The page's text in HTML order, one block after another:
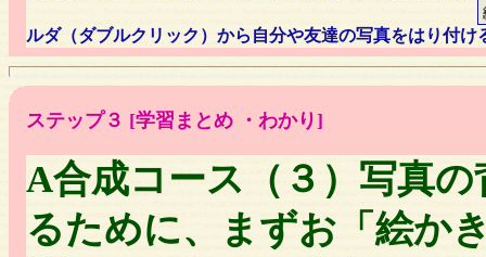
ルダ（ダブルクリック）から自分や友達の写真をはり付
ステップ３ [学習まとめ ・わかり]
A合成コース（３）写真
るために、まずお「絵か